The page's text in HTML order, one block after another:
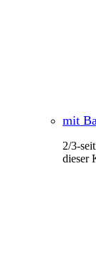
mit
2/3-
dieser